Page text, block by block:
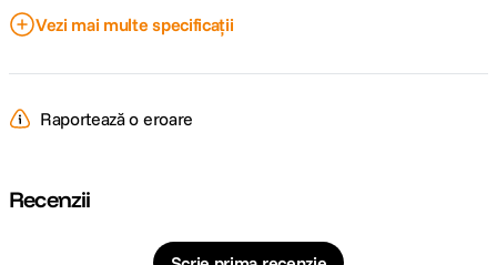
Suport format
720p
Putere de intrare DC 7,4 pana la 16,8 VDC
Vezi mai multe specificații
Raportează o eroare
Recenzii